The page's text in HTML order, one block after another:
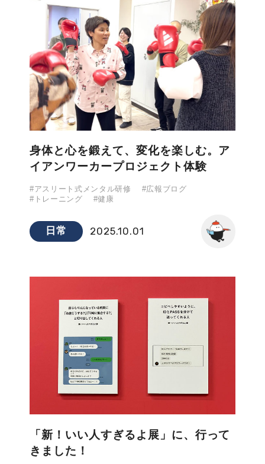
身体と心を鍛えて、変化を楽しむ。ア
イアンワーカープロジェクト体験
#アスリート式メンタル研修
#広報ブログ
#トレーニング
#健康
日常 2025.10.01
「新！いい人すぎるよ展」に、行って
きました！